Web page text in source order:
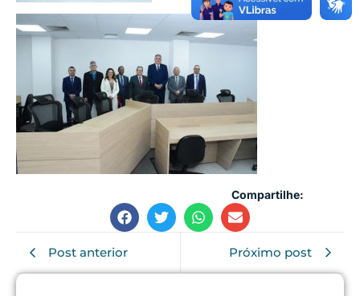
Compartilhe:
Post anterior Próximo post